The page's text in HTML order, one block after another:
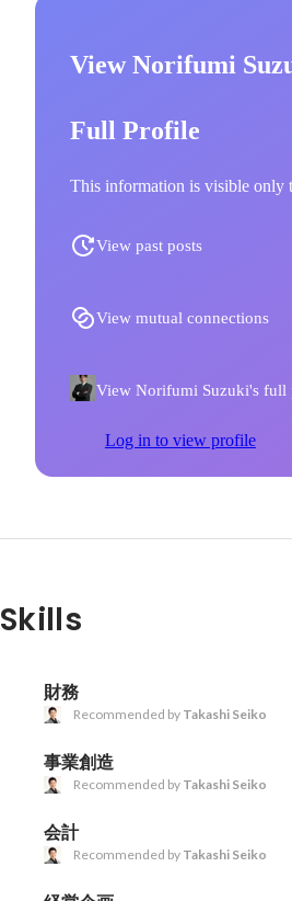
View Norifumi
Full Profile
This information is visible only
View past posts
View mutual connections
View Norifumi Suzuki's full
Log in to view profile
Skills
財務
Recommended by Takashi Seiko
事業創造
Recommended by Takashi Seiko
会計
Recommended by Takashi Seiko